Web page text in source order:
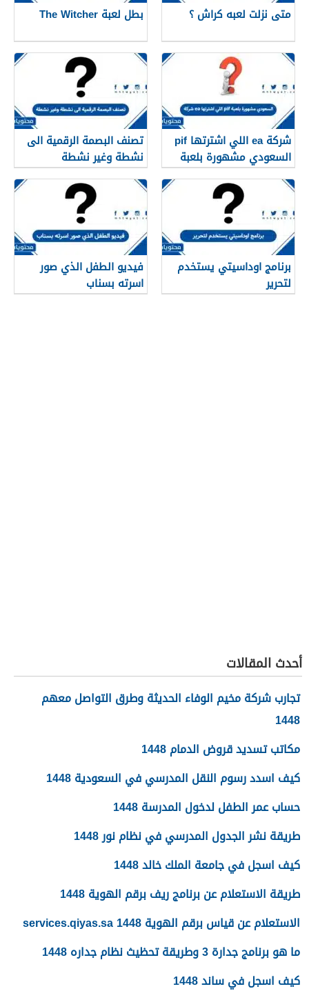
متى نزلت لعبه كراش ؟ بطل لعبة The Witcher
شركة ea اللي اشترتها pif
السعودي مشهورة بلعبة
تصنف البصمة الرقمية الى
نشطة وغير نشطة
برنامج اوداسيتي يستخدم
لتحرير
فيديو الطفل الذي صور
اسرته بسناب
أحدث المقالات
تجارب شركة مخيم الوفاء الحديثة وطرق التواصل معهم
1448
مكاتب تسديد قروض الدمام 1448
كيف اسدد رسوم النقل المدرسي في السعودية 1448
حساب عمر الطفل لدخول المدرسة 1448
طريقة نشر الجدول المدرسي في نظام نور 1448
كيف اسجل في جامعة الملك خالد 1448
طريقة الاستعلام عن برنامج ريف برقم الهوية 1448
الاستعلام عن قياس برقم الهوية 1448 services.qiyas.sa
ما هو برنامج جدارة 3 وطريقة تحظيث نظام جداره 1448
كيف اسجل في ساند 1448